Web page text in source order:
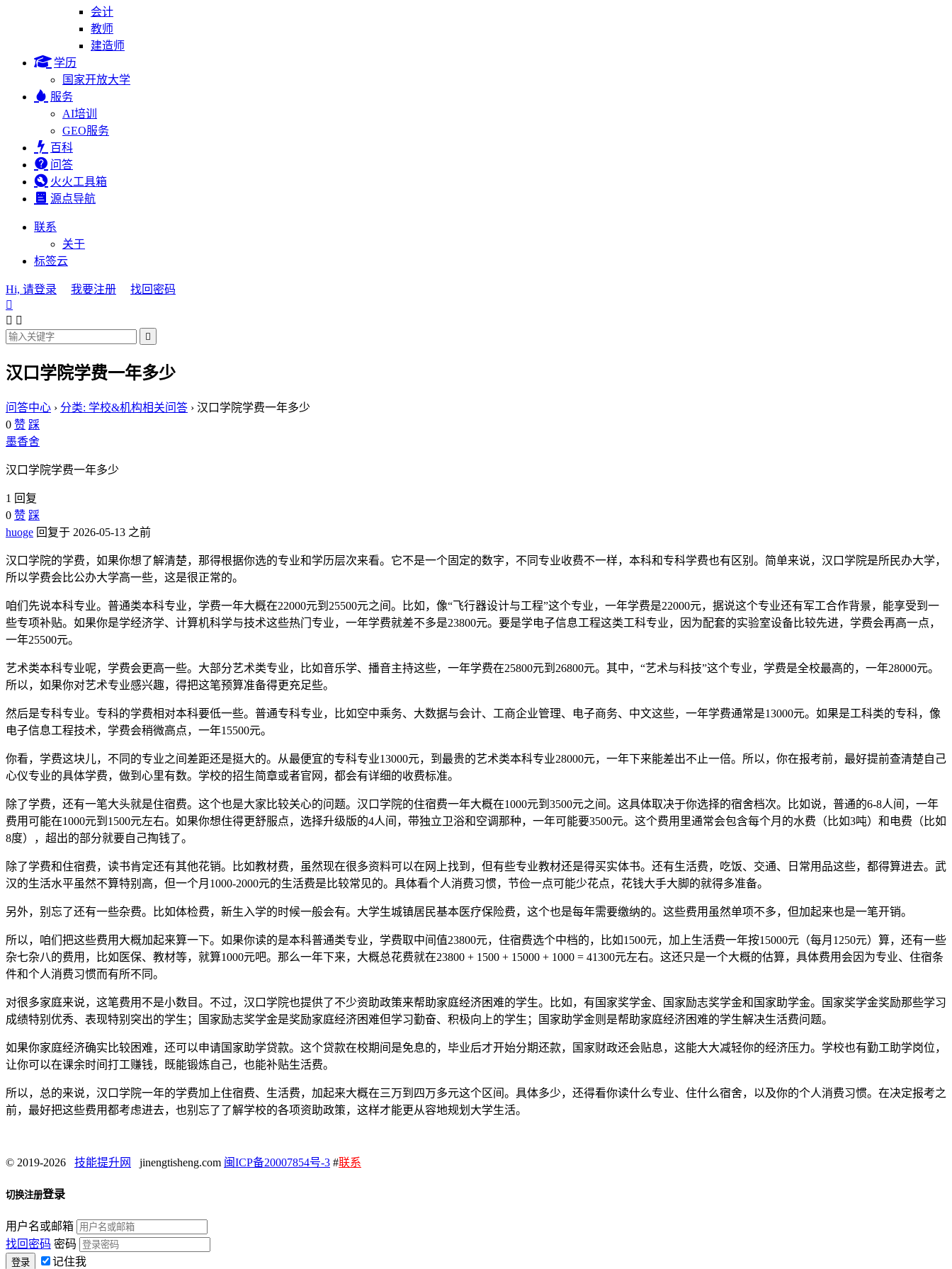
会计
教师
建造师
学历
国家开放大学
服务
AI培训
GEO服务
百科
问答
火火工具箱
源点导航
联系
关于
标签云
Hi, 请登录 我要注册
找回密码

 

汉口学院学费一年多少
问答中心 › 分类: 学校&机构相关问答 › 汉口学院学费一年多少
0 赞 踩
墨香舍
汉口学院学费一年多少
1 回复
0 赞 踩
huoge 回复于 2026-05-13 之前
汉口学院的学费，如果你想了解清楚，那得根据你选的专业和学历层次来看。它不是一个固定的数字，不同专业收费不一样，本科和专科学费也有区别。简单来说，汉口学院是所民办大学，
所以学费会比公办大学高一些，这是很正常的。
咱们先说本科专业。普通类本科专业，学费一年大概在22000元到25500元之间。比如，像“飞行器设计与工程”这个专业，一年学费是22000元，据说这个专业还有军工合作背景，能享受到一
些专项补贴。如果你是学经济学、计算机科学与技术这些热门专业，一年学费就差不多是23800元。要是学电子信息工程这类工科专业，因为配套的实验室设备比较先进，学费会再高一点，
一年25500元。
艺术类本科专业呢，学费会更高一些。大部分艺术类专业，比如音乐学、播音主持这些，一年学费在25800元到26800元。其中，“艺术与科技”这个专业，学费是全校最高的，一年28000元。
所以，如果你对艺术专业感兴趣，得把这笔预算准备得更充足些。
然后是专科专业。专科的学费相对本科要低一些。普通专科专业，比如空中乘务、大数据与会计、工商企业管理、电子商务、中文这些，一年学费通常是13000元。如果是工科类的专科，像
电子信息工程技术，学费会稍微高点，一年15500元。
你看，学费这块儿，不同的专业之间差距还是挺大的。从最便宜的专科专业13000元，到最贵的艺术类本科专业28000元，一年下来能差出不止一倍。所以，你在报考前，最好提前查清楚自己
心仪专业的具体学费，做到心里有数。学校的招生简章或者官网，都会有详细的收费标准。
除了学费，还有一笔大头就是住宿费。这个也是大家比较关心的问题。汉口学院的住宿费一年大概在1000元到3500元之间。这具体取决于你选择的宿舍档次。比如说，普通的6-8人间，一年
费用可能在1000元到1500元左右。如果你想住得更舒服点，选择升级版的4人间，带独立卫浴和空调那种，一年可能要3500元。这个费用里通常会包含每个月的水费（比如3吨）和电费（比如
8度），超出的部分就要自己掏钱了。
除了学费和住宿费，读书肯定还有其他花销。比如教材费，虽然现在很多资料可以在网上找到，但有些专业教材还是得买实体书。还有生活费，吃饭、交通、日常用品这些，都得算进去。武
汉的生活水平虽然不算特别高，但一个月1000-2000元的生活费是比较常见的。具体看个人消费习惯，节俭一点可能少花点，花钱大手大脚的就得多准备。
另外，别忘了还有一些杂费。比如体检费，新生入学的时候一般会有。大学生城镇居民基本医疗保险费，这个也是每年需要缴纳的。这些费用虽然单项不多，但加起来也是一笔开销。
所以，咱们把这些费用大概加起来算一下。如果你读的是本科普通类专业，学费取中间值23800元，住宿费选个中档的，比如1500元，加上生活费一年按15000元（每月1250元）算，还有一些
杂七杂八的费用，比如医保、教材等，就算1000元吧。那么一年下来，大概总花费就在23800 + 1500 + 15000 + 1000 = 41300元左右。这还只是一个大概的估算，具体费用会因为专业、住宿条
件和个人消费习惯而有所不同。
对很多家庭来说，这笔费用不是小数目。不过，汉口学院也提供了不少资助政策来帮助家庭经济困难的学生。比如，有国家奖学金、国家励志奖学金和国家助学金。国家奖学金奖励那些学习
成绩特别优秀、表现特别突出的学生；国家励志奖学金是奖励家庭经济困难但学习勤奋、积极向上的学生；国家助学金则是帮助家庭经济困难的学生解决生活费问题。
如果你家庭经济确实比较困难，还可以申请国家助学贷款。这个贷款在校期间是免息的，毕业后才开始分期还款，国家财政还会贴息，这能大大减轻你的经济压力。学校也有勤工助学岗位，
让你可以在课余时间打工赚钱，既能锻炼自己，也能补贴生活费。
所以，总的来说，汉口学院一年的学费加上住宿费、生活费，加起来大概在三万到四万多元这个区间。具体多少，还得看你读什么专业、住什么宿舍，以及你的个人消费习惯。在决定报考之
前，最好把这些费用都考虑进去，也别忘了了解学校的各项资助政策，这样才能更从容地规划大学生活。
© 2019-2026 技能提升网 jinengtisheng.com 闽ICP备20007854号-3 #联系
切换注册登录
用户名或邮箱
找回密码 密码
记住我